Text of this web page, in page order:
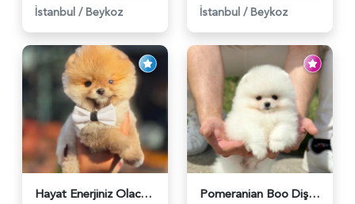
İstanbul / Beykoz İstanbul / Beykoz
Hayat Enerjiniz Olacak Pomeranian Boo Bebekler - 6033 Pomeranian Boo Dişi 3 Aylık Safkan Güzelliğimiz - 6026